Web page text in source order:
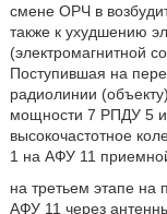
смене ОРЧ в
также к ухудшению
(электромагнитной
Поступившая на
радиолинии
мощности 7 РПДУ 5 и
высокочастотное
1 на АФУ 11
на третьем этапе на
АФУ 11 через